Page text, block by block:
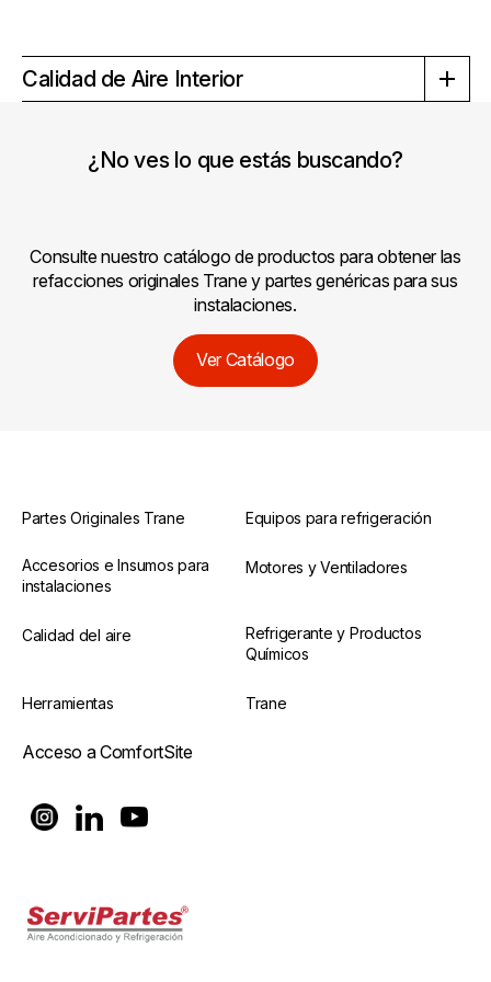
Calidad de Aire Interior
¿No ves lo que estás buscando?
Consulte nuestro catálogo de productos para obtener las
refacciones originales Trane y partes genéricas para sus
instalaciones.
Ver Catálogo
Partes Originales Trane Equipos para refrigeración
Accesorios e Insumos para
instalaciones
Motores y Ventiladores
Calidad del aire
Refrigerante y Productos
Químicos
Herramientas Trane
Acceso a ComfortSite